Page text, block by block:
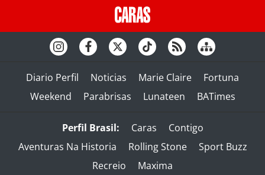
Diario Perfil Noticias Marie Claire
Fortuna
Weekend
Parabrisas Lunateen BATimes
Perfil Brasil: Caras
Contigo
Aventuras Na Historia
Rolling Stone
Sport Buzz
Recreio
Maxima